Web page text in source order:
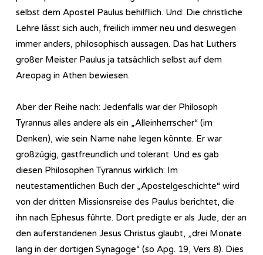
selbst dem Apostel Paulus behilflich. Und: Die christliche
Lehre lässt sich auch, freilich immer neu und deswegen
immer anders, philosophisch aussagen. Das hat Luthers
großer Meister Paulus ja tatsächlich selbst auf dem
Areopag in Athen bewiesen.
Aber der Reihe nach: Jedenfalls war der Philosoph
Tyrannus alles andere als ein „Alleinherrscher“ (im
Denken), wie sein Name nahe legen könnte. Er war
großzügig, gastfreundlich und tolerant. Und es gab
diesen Philosophen Tyrannus wirklich: Im
neutestamentlichen Buch der „Apostelgeschichte“ wird
von der dritten Missionsreise des Paulus berichtet, die
ihn nach Ephesus führte. Dort predigte er als Jude, der an
den auferstandenen Jesus Christus glaubt, „drei Monate
lang in der dortigen Synagoge“ (so Apg. 19, Vers 8). Dies